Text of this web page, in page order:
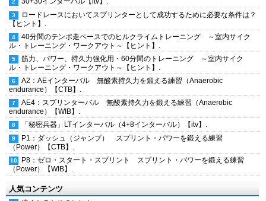
ロードレースにおいてスプリンターとして成功するために必要な条件は？
【ヒント】.
40分間のテンポ走ペースでのヒルクライムトレーニング ～室内サイク
ル・トレーニング・ワークアウト～【ヒント】.
筋力、パワー、持久力強化用・60分間のトレーニング ～室内サイク
ル・トレーニング・ワークアウト～【ヒント】.
A2：AEインターバル 無酸素持久力を鍛える練習（Anaerobic
endurance）【CTB】.
AE4：スプリンターバル 無酸素持久力を鍛える練習（Anaerobic
endurance）【WIB】.
「秘密兵器」LTインターバル（4+8インターバル）【itv】.
P1：ダッシュ（ジャンプ） スプリント・パワーを鍛える練習
（Power）【CTB】.
P8：ゼロ・スタート・スプリント スプリント・パワーを鍛える練習
（Power）【WIB】.
人気コンテンツ